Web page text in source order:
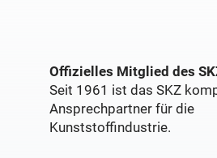
Offizielles Mitglied des
Seit 1961 ist das SKZ
Ansprechpartner für die
Kunststoffindustrie.